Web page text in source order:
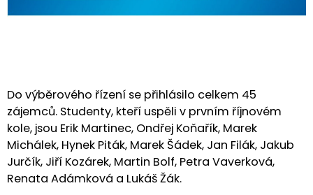
Do výběrového řízení se přihlásilo celkem 45
zájemců. Studenty, kteří uspěli v prvním říjnovém
kole, jsou Erik Martinec, Ondřej Koňařík, Marek
Michálek, Hynek Piták, Marek Šádek, Jan Filák, Jakub
Jurčík, Jiří Kozárek, Martin Bolf, Petra Vaverková,
Renata Adámková a Lukáš Žák.